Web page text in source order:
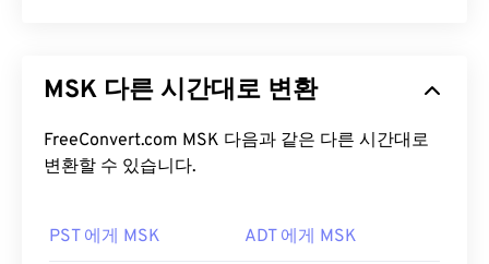
MSK 다른 시간대로 변환
FreeConvert.com MSK 다음과 같은 다른 시간대로
변환할 수 있습니다.
PST 에게 MSK ADT 에게 MSK